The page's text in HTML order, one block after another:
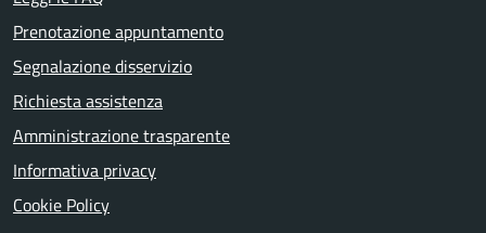
Prenotazione appuntamento
Segnalazione disservizio
Richiesta assistenza
Amministrazione trasparente
Informativa privacy
Cookie Policy